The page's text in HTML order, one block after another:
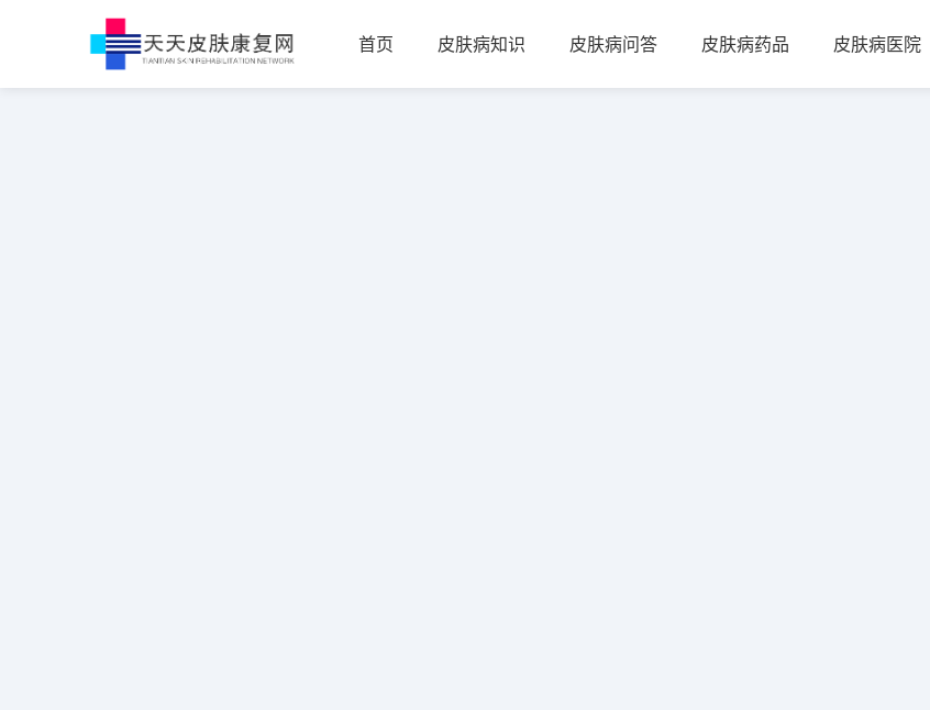
首页 皮肤病知识 皮肤病问答 皮肤病药品 皮肤病医院